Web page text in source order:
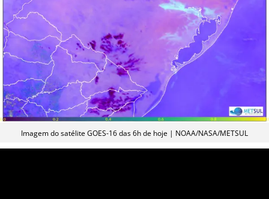
Imagem do satélite GOES-16 das 6h de hoje | NOAA/NASA/METSUL